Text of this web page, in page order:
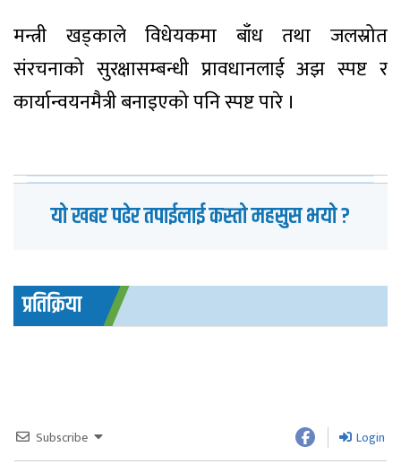
मन्त्री खड्काले विधेयकमा बाँध तथा जलस्रोत
संरचनाको सुरक्षासम्बन्धी प्रावधानलाई अझ स्पष्ट र
कार्यान्वयनमैत्री बनाइएको पनि स्पष्ट पारे ।
यो खबर पढेर तपाईलाई कस्तो महसुस भयो ?
प्रतिक्रिया
Subscribe Login